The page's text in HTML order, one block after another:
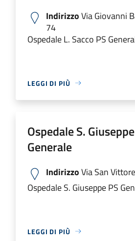
IndirizzoVia Giovanni
74
Ospedale L. Sacco PS
LEGGI DI PIÙ
Ospedale S.
Generale
IndirizzoVia San
Ospedale S. Giuseppe PS
LEGGI DI PIÙ